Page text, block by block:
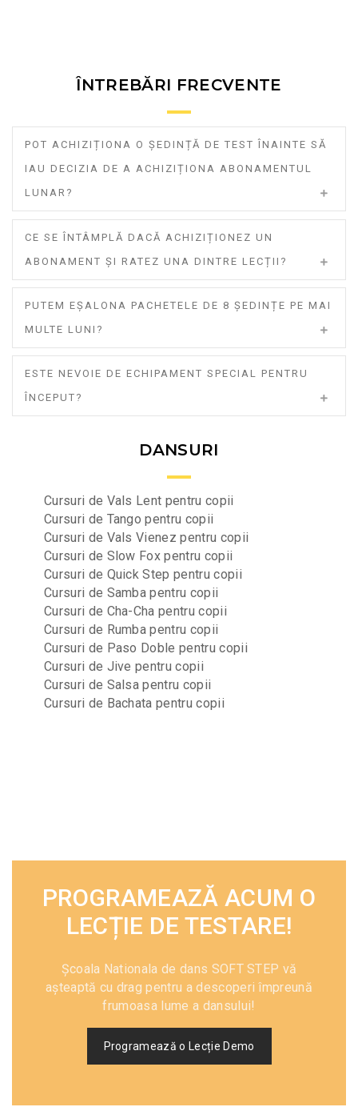
ÎNTREBĂRI FRECVENTE
POT ACHIZIȚIONA O ȘEDINȚĂ DE TEST ÎNAINTE SĂ
IAU DECIZIA DE A ACHIZIȚIONA ABONAMENTUL
LUNAR?
CE SE ÎNTÂMPLĂ DACĂ ACHIZIȚIONEZ UN
ABONAMENT ȘI RATEZ UNA DINTRE LECȚII?
PUTEM EȘALONA PACHETELE DE 8 ȘEDINȚE PE MAI
MULTE LUNI?
ESTE NEVOIE DE ECHIPAMENT SPECIAL PENTRU
ÎNCEPUT?
DANSURI
Cursuri de Vals Lent pentru copii
Cursuri de Tango pentru copii
Cursuri de Vals Vienez pentru copii
Cursuri de Slow Fox pentru copii
Cursuri de Quick Step pentru copii
Cursuri de Samba pentru copii
Cursuri de Cha-Cha pentru copii
Cursuri de Rumba pentru copii
Cursuri de Paso Doble pentru copii
Cursuri de Jive pentru copii
Cursuri de Salsa pentru copii
Cursuri de Bachata pentru copii
PROGRAMEAZĂ ACUM O
LECȚIE DE TESTARE!
Școala Nationala de dans SOFT STEP vă
așteaptă cu drag pentru a descoperi împreună
frumoasa lume a dansului!
Programează o Lecție Demo